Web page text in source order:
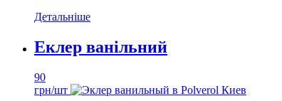
Детальніше
Еклер ванільний
90
грн/шт